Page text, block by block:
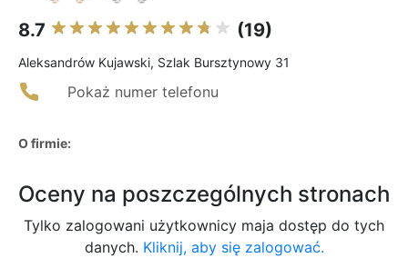
8.7 (19)
Aleksandrów Kujawski, Szlak Bursztynowy 31
Pokaż numer telefonu
O firmie:
Oceny na poszczególnych stronach
Tylko zalogowani użytkownicy maja dostęp do tych
danych. Kliknij, aby się zalogować.